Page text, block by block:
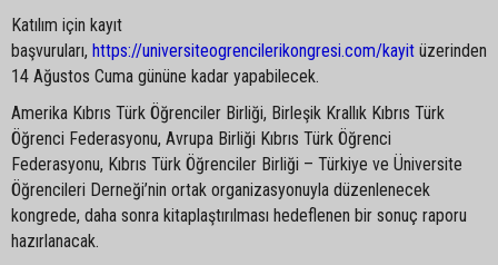
Katılım için kayıt
başvuruları, https://universiteogrencilerikongresi.com/kayit üzerinden
14 Ağustos Cuma gününe kadar yapabilecek.
Amerika Kıbrıs Türk Öğrenciler Birliği, Birleşik Krallık Kıbrıs Türk
Öğrenci Federasyonu, Avrupa Birliği Kıbrıs Türk Öğrenci
Federasyonu, Kıbrıs Türk Öğrenciler Birliği – Türkiye ve Üniversite
Öğrencileri Derneği’nin ortak organizasyonuyla düzenlenecek
kongrede, daha sonra kitaplaştırılması hedeflenen bir sonuç raporu
hazırlanacak.